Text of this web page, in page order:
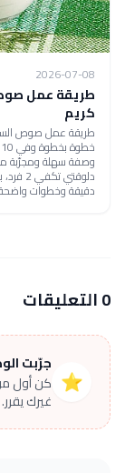
2026-07-08
طريقة عمل
كريم
طريقة عمل صوص
وصفة سهلة ومجرّبة
دلوقتي
دقيقة وخطوات
0 التعليقات
⭐
جرّبت
كن أول
غيرك يقرر.